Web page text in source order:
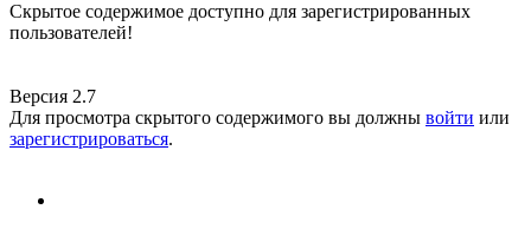
Скрытое содержимое доступно для зарегистрированных
пользователей!
Версия 2.7
Для просмотра скрытого содержимого вы должны войти или
зарегистрироваться.